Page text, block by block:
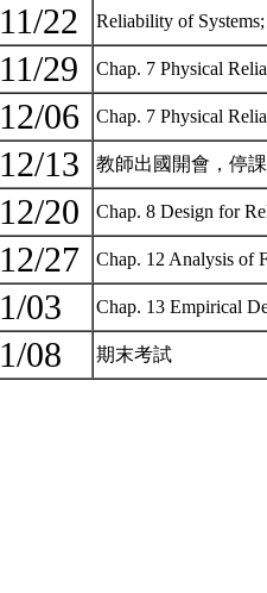
11/22 Reliability of
11/29 Chap. 7 Physical
12/06 Chap. 7 Physical
12/13 教師出國開會，停
12/20 Chap. 8 Design for
12/27 Chap. 12 Analysis of
1/03 Chap. 13 Empirical
1/08 期末考試